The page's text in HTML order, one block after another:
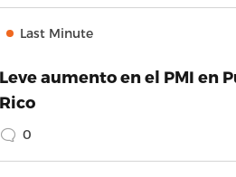
Last Minute
Leve aumento en el PMI en
Rico
0